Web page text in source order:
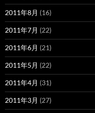
2011年8月 (16)
2011年7月 (22)
2011年6月 (21)
2011年5月 (22)
2011年4月 (31)
2011年3月 (27)